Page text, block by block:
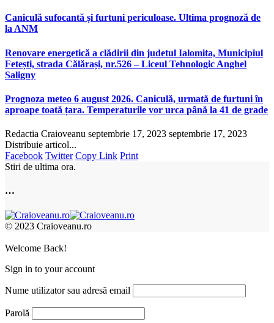
Caniculă sufocantă și furtuni periculoase. Ultima prognoză de
la ANM
Renovare energetică a clădirii din judetul Ialomita, Municipiul
Fetești, strada Călărași, nr.526 – Liceul Tehnologic Anghel
Saligny
Prognoza meteo 6 august 2026. Caniculă, urmată de furtuni în
aproape toată țara. Temperaturile vor urca până la 41 de grade
Redactia Craioveanu septembrie 17, 2023 septembrie 17, 2023
Distribuie articol...
Facebook Twitter Copy Link Print
Stiri de ultima ora.
…
© 2023 Craioveanu.ro
Welcome Back!
Sign in to your account
Nume utilizator sau adresă email
Parolă